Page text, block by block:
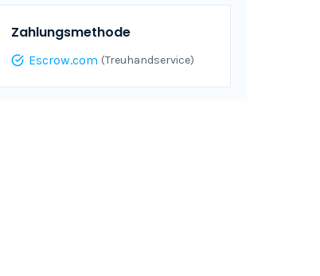
Zahlungsmethode
Escrow.com (Treuhandservice)